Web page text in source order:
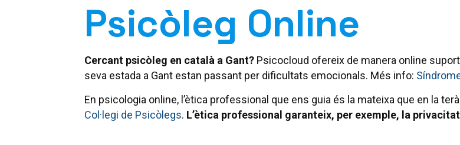
Psicòleg Online
Cercant psicòleg en català a Gant?Psicocloud ofereix de manera online
seva estada a Gant estan passant per dificultats emocionals. Més info:
En psicologia online, l’ètica professional que ens guia és la mateixa que en la
Col·legi de Psicòlegs. L’ètica professional garanteix, per exemple, la